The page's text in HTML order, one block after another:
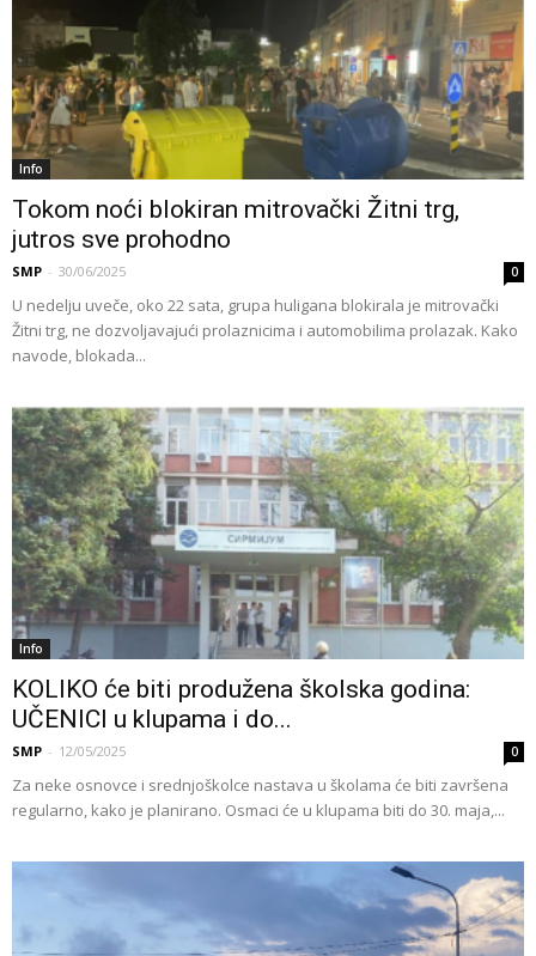
Info
Tokom noći blokiran mitrovački Žitni trg,
jutros sve prohodno
SMP - 30/06/2025 0
U nedelju uveče, oko 22 sata, grupa huligana blokirala je mitrovački
Žitni trg, ne dozvoljavajući prolaznicima i automobilima prolazak. Kako
navode, blokada...
Info
KOLIKO će biti produžena školska godina:
UČENICI u klupama i do...
SMP - 12/05/2025 0
Za neke osnovce i srednjoškolce nastava u školama će biti završena
regularno, kako je planirano. Osmaci će u klupama biti do 30. maja,...